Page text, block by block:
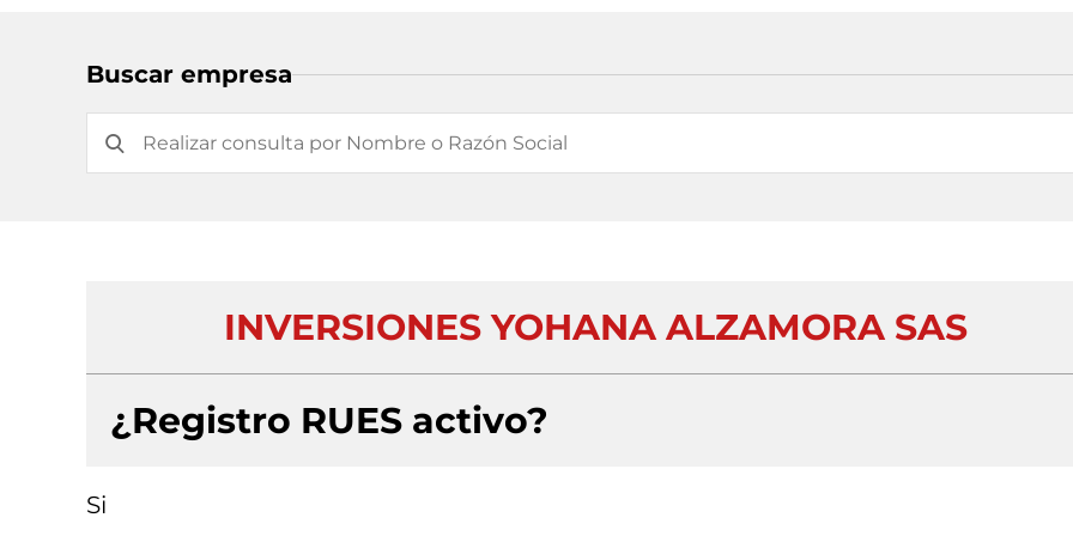
Buscar empresa
INVERSIONES YOHANA ALZAMORA SAS
¿Registro RUES activo?
Si